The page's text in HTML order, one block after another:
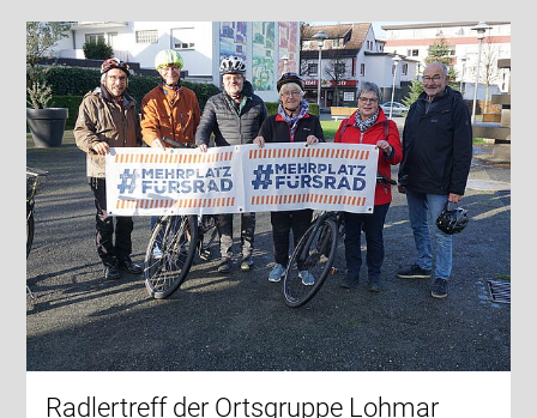
Radlertreff der Ortsgruppe Lohmar